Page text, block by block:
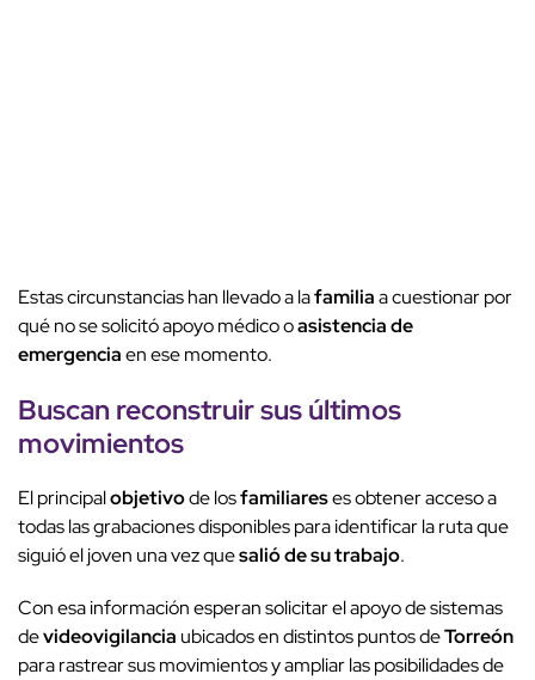
Estas circunstancias han llevado a lafamiliaa cuestionar por
qué no se solicitó apoyo médico oasistencia de
emergenciaen ese momento.
Buscan reconstruir sus últimos
movimientos
El principalobjetivode losfamiliareses obtener acceso a
todas las grabaciones disponibles para identificar la ruta que
siguió el joven una vez quesalió de su trabajo.
Con esa información esperan solicitar el apoyo de sistemas
devideovigilancia ubicados en distintos puntos deTorreón
para rastrear sus movimientos y ampliar las posibilidades de